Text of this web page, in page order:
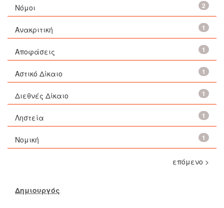
2
Νόμοι
1
Ανακριτική
1
Αποφάσεις
1
Αστικό Δίκαιο
1
Διεθνές Δίκαιο
1
Ληστεία
1
Νομική
επόμενο >
Δημιουργός